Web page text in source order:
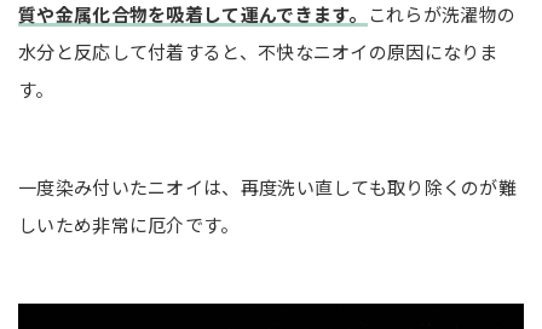
質や金属化合物を吸着して運んできます。 これらが洗濯物の
水分と反応して付着すると、不快なニオイの原因になりま
す。
一度染み付いたニオイは、再度洗い直しても取り除くのが難
しいため非常に厄介です。